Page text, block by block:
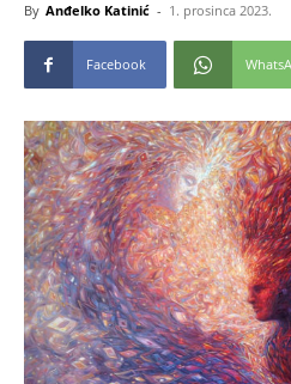
By Anđelko Katinić - 1. prosinca 2023.
Facebook